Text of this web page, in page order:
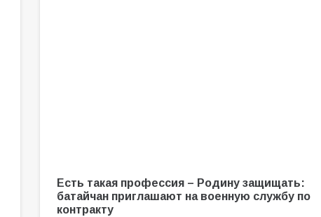
Есть такая профессия – Родину защищать:
батайчан приглашают на военную службу по
контракту